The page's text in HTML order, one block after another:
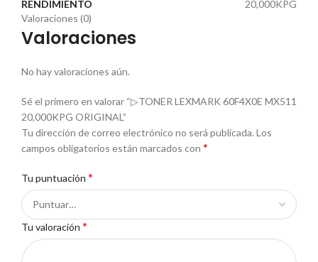
RENDIMIENTO
20,000KPG
Valoraciones (0)
Valoraciones
No hay valoraciones aún.
Sé el primero en valorar “▷TONER LEXMARK 60F4X0E MX511
20,000KPG ORIGINAL”
Tu dirección de correo electrónico no será publicada. Los
campos obligatorios están marcados con *
Tu puntuación *
Tu valoración *